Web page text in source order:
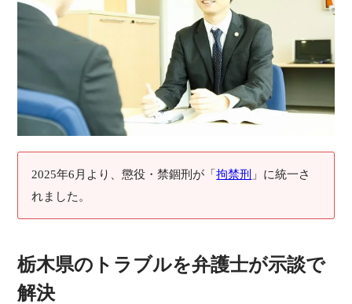
2025年6月より、懲役・禁錮刑が「拘禁刑 」に統一さ
れました。
栃木県のトラブルを弁護士が示談で
解決